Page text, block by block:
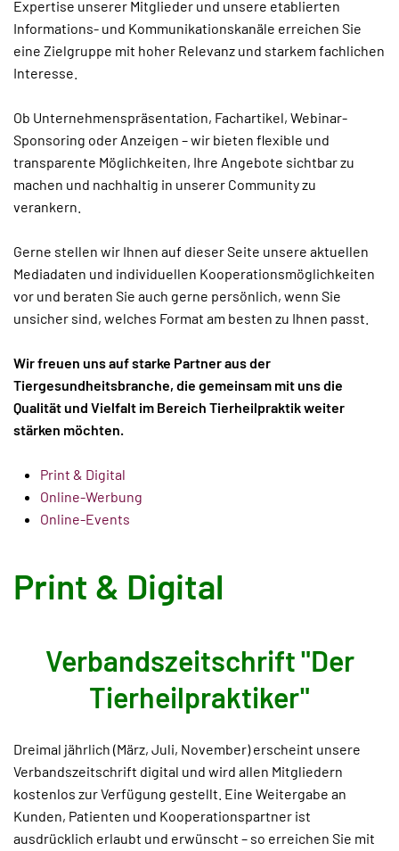
Expertise unserer Mitglieder und unsere etablierten
Informations- und Kommunikationskanäle erreichen Sie
eine Zielgruppe mit hoher Relevanz und starkem fachlichen
Interesse.
Ob Unternehmenspräsentation, Fachartikel, Webinar-
Sponsoring oder Anzeigen – wir bieten flexible und
transparente Möglichkeiten, Ihre Angebote sichtbar zu
machen und nachhaltig in unserer Community zu
verankern.
Gerne stellen wir Ihnen auf dieser Seite unsere aktuellen
Mediadaten und individuellen Kooperationsmöglichkeiten
vor und beraten Sie auch gerne persönlich, wenn Sie
unsicher sind, welches Format am besten zu Ihnen passt.
Wir freuen uns auf starke Partner aus der
Tiergesundheitsbranche, die gemeinsam mit uns die
Qualität und Vielfalt im Bereich Tierheilpraktik weiter
stärken möchten.
Print & Digital
Online-Werbung
Online-Events
Print & Digital
Verbandszeitschrift "Der
Tierheilpraktiker"
Dreimal jährlich (März, Juli, November) erscheint unsere
Verbandszeitschrift digital und wird allen Mitgliedern
kostenlos zur Verfügung gestellt. Eine Weitergabe an
Kunden, Patienten und Kooperationspartner ist
ausdrücklich erlaubt und erwünscht – so erreichen Sie mit